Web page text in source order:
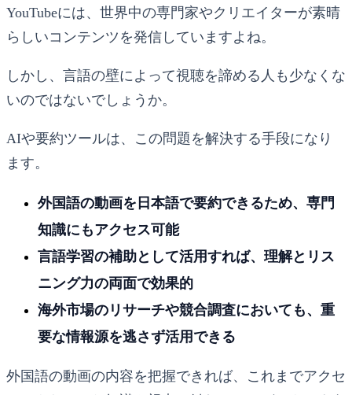
YouTubeには、世界中の専門家やクリエイターが素晴
らしいコンテンツを発信していますよね。
しかし、言語の壁によって視聴を諦める人も少なくな
いのではないでしょうか。
AIや要約ツールは、この問題を解決する手段になり
ます。
外国語の動画を日本語で要約できるため、専門
知識にもアクセス可能
言語学習の補助として活用すれば、理解とリス
ニング力の両面で効果的
海外市場のリサーチや競合調査においても、重
要な情報源を逃さず活用できる
外国語の動画の内容を把握できれば、これまでアクセ